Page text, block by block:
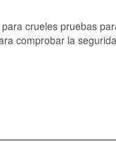
crueles pruebas
comprobar la